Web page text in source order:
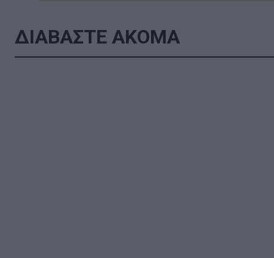
ΔΙΑΒΑΣΤΕ ΑΚΟΜΑ